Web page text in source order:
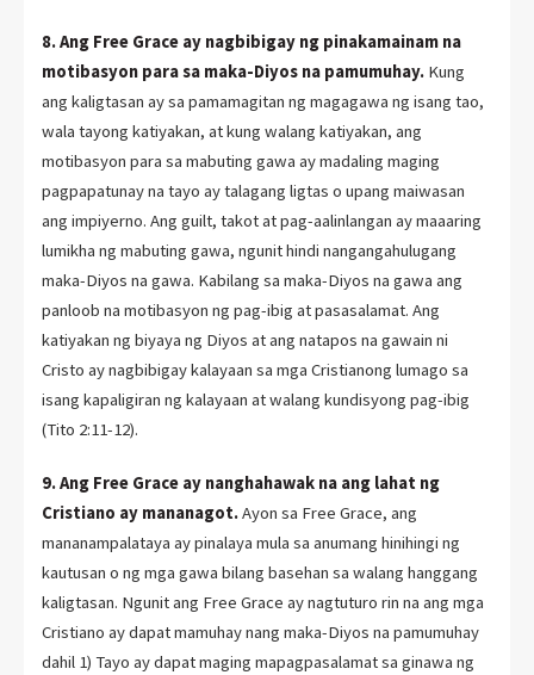
8. Ang Free Grace ay nagbibigay ng pinakamainam na
motibasyon para sa maka-Diyos na pamumuhay. Kung
ang kaligtasan ay sa pamamagitan ng magagawa ng isang tao,
wala tayong katiyakan, at kung walang katiyakan, ang
motibasyon para sa mabuting gawa ay madaling maging
pagpapatunay na tayo ay talagang ligtas o upang maiwasan
ang impiyerno. Ang guilt, takot at pag-aalinlangan ay maaaring
lumikha ng mabuting gawa, ngunit hindi nangangahulugang
maka-Diyos na gawa. Kabilang sa maka-Diyos na gawa ang
panloob na motibasyon ng pag-ibig at pasasalamat. Ang
katiyakan ng biyaya ng Diyos at ang natapos na gawain ni
Cristo ay nagbibigay kalayaan sa mga Cristianong lumago sa
isang kapaligiran ng kalayaan at walang kundisyong pag-ibig
(Tito 2:11-12).
9. Ang Free Grace ay nanghahawak na ang lahat ng
Cristiano ay mananagot.Ayon sa Free Grace, ang
mananampalataya ay pinalaya mula sa anumang hinihingi ng
kautusan o ng mga gawa bilang basehan sa walang hanggang
kaligtasan. Ngunit ang Free Grace ay nagtuturo rin na ang mga
Cristiano ay dapat mamuhay nang maka-Diyos na pamumuhay
dahil 1) Tayo ay dapat maging mapagpasalamat sa ginawa ng